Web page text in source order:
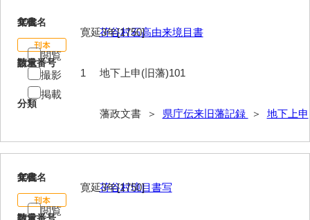
101
文書名
苻谷村石高由来境目書
請求番号
地下上申(旧藩)101
分類
藩政文書 ＞ 県庁伝来旧藩記録 ＞ 地下上申
年代
寛延3年[1750]
数量
1
閲覧
撮影
掲載
102
文書名
苻谷村境目書写
年代
寛延3年[1750]
閲覧